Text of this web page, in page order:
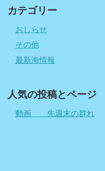
カテゴリー
おしらせ
その他
最新海情報
人気の投稿とページ
動画 先週末の群れ